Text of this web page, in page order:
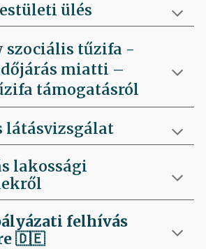
ülés
szociális tűzifa -
miatti –
támogatásról
látásvizsgálat
lakossági
felhívás
🇩🇪